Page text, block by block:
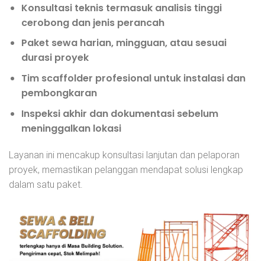
Konsultasi teknistermasuk analisis tinggi
cerobong dan jenis perancah
Paket sewa harian, mingguan, atau sesuai
durasi proyek
Tim scaffolder profesionaluntuk instalasi dan
pembongkaran
Inspeksi akhir dan dokumentasi sebelum
meninggalkan lokasi
Layanan ini mencakup konsultasi lanjutan dan pelaporan
proyek, memastikan pelanggan mendapat solusi lengkap
dalam satu paket.